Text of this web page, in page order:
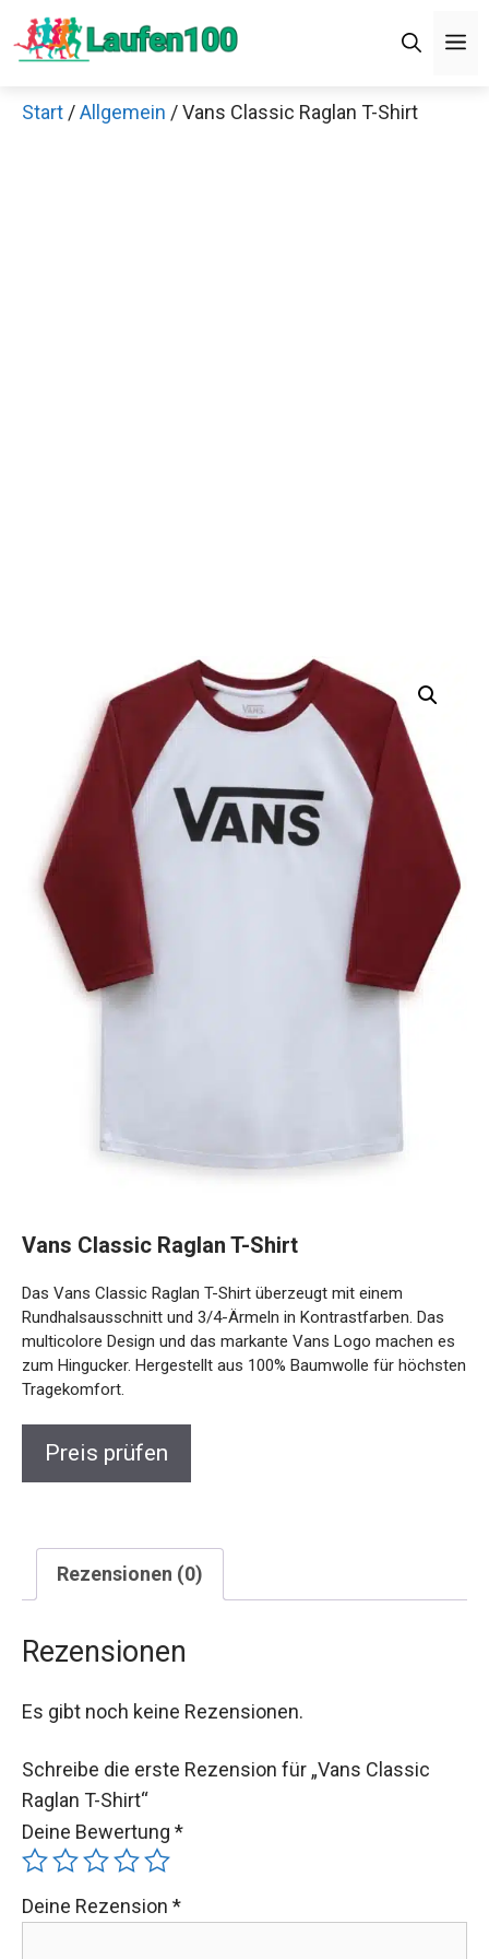
Zum
Inhalt
Start /Allgemein / Vans Classic Raglan T-Shirt
Vans Classic Raglan T-Shirt
Das Vans Classic Raglan T-Shirt überzeugt mit einem
Rundhalsausschnitt und 3/4-Ärmeln in Kontrastfarben. Das
multicolore Design und das markante Vans Logo machen es
zum Hingucker. Hergestellt aus 100% Baumwolle für höchsten
Tragekomfort.
Preis prüfen
Rezensionen (0)
Rezensionen
Es gibt noch keine Rezensionen.
Schreibe die erste Rezension für „Vans Classic
Raglan T-Shirt“
Deine Bewertung *
Deine Rezension *